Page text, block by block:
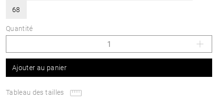
68
Quantité
Ajouter au panier
Tableau des tailles